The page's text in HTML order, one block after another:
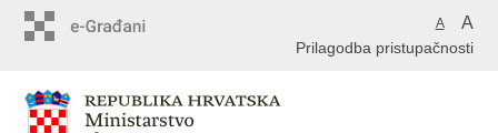
A A
Prilagodba pristupačnosti